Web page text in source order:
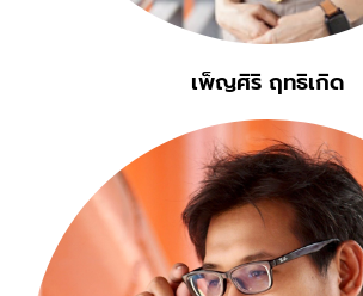
เพ็ญศิริ ฤทธิเกิด